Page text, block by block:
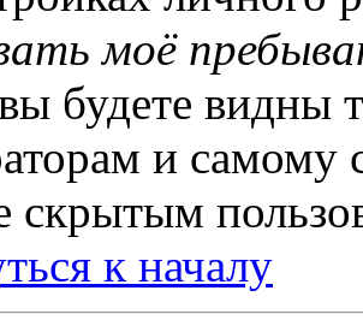
моё
будете видны
и самому
скрытым
к началу